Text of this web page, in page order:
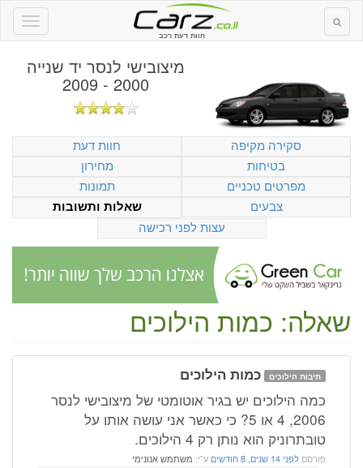
חוות דעת רכב
מיצובישי לנסר יד שנייה
2000 - 2009
סקירה מקיפה
חוות דעת
בטיחות
מחירון
מפרטים טכניים
תמונות
צבעים
שאלות ותשובות
עצות לפני רכישה
שאלה: כמות הילוכים
תיבות הילוכים כמות הילוכים
כמה הילוכים יש בגיר אוטומטי של מיצובישי לנסר
2006, 4 או 5? כי כאשר אני עושה אותו על
טובתרוניק הוא נותן רק 4 הילוכים.
פורסם לפני 14 שנים, 8 חודשים ע"י: משתמש אנונימי